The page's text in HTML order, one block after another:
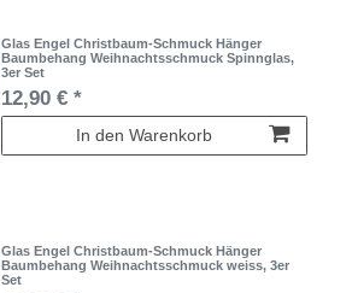
Glas Engel Christbaum-Schmuck Hänger
Baumbehang Weihnachtsschmuck Spinnglas,
3er Set
12,90 € *
In den Warenkorb
Glas Engel Christbaum-Schmuck Hänger
Baumbehang Weihnachtsschmuck weiss, 3er
Set